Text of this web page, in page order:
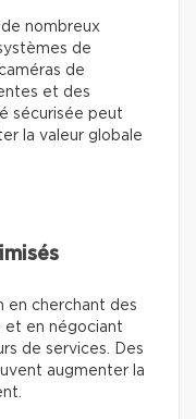
nombreux
de
de
et des
sécurisée peut
la valeur globale
en cherchant des
en négociant
de services. Des
augmenter la